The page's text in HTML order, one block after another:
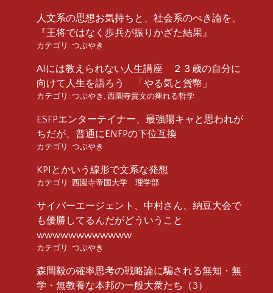
人文系の思想お気持ちと、社会系のべき論を、
『王将ではなく歩兵が振りかざた結果』
カテゴリ: つぶやき
AIには教えられない人生講座 ２３歳の自分に
向けて人生を語ろう 「やる気と貨幣」
カテゴリ: つぶやき , 西園寺貴文の痺れる哲学
ESFPエンターテイナー、最強陽キャと思われが
ちだが、普通にENFPの下位互換
カテゴリ: つぶやき
KPIとかいう線形で文系な発想
カテゴリ: 西園寺帝国大学 理学部
サイバーエージェント、中村さん、納豆大会で
も優勝してるんだがどういうこと
wwwwwwwwwwww
カテゴリ: つぶやき
森岡毅の確率思考の戦略論に騙される無知・無
学・無教養な本邦の一般大衆たち（3）